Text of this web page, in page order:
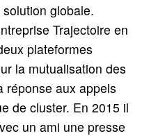
globale.
Trajectoire en
plateformes
la mutualisation des
réponse aux appels
de cluster. En 2015 il
un ami une presse